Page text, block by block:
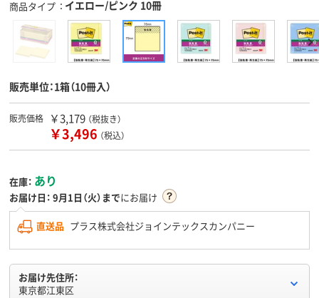
商品タイプ イエロー/ピンク 10冊
販売単位：1箱（10冊入）
販売価格 ￥3,179 （税抜き）
￥3,496 （税込）
在庫： あり
お届け日： 9月1日（火）までにお届け
直送品 プラス株式会社ジョインテックスカンパニー
お届け先住所：
東京都江東区